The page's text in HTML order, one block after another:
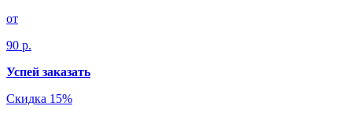
от
90 р.
Успей заказать
Скидка 15%